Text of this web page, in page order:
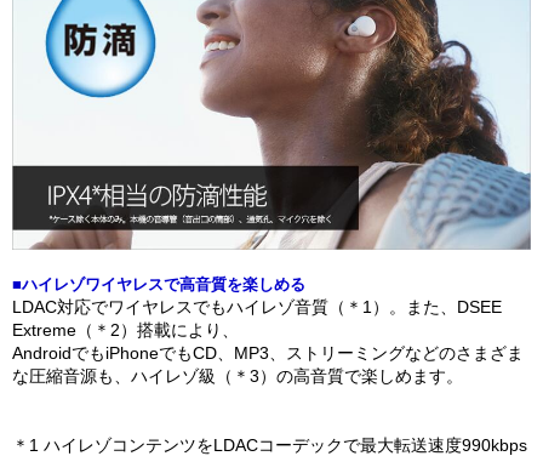
■ハイレゾワイヤレスで高音質を楽しめる
LDAC対応でワイヤレスでもハイレゾ音質（＊1）。また、DSEE
Extreme（＊2）搭載により、
AndroidでもiPhoneでもCD、MP3、ストリーミングなどのさまざま
な圧縮音源も、ハイレゾ級（＊3）の高音質で楽しめます。
＊1 ハイレゾコンテンツをLDACコーデックで最大転送速度990kbps